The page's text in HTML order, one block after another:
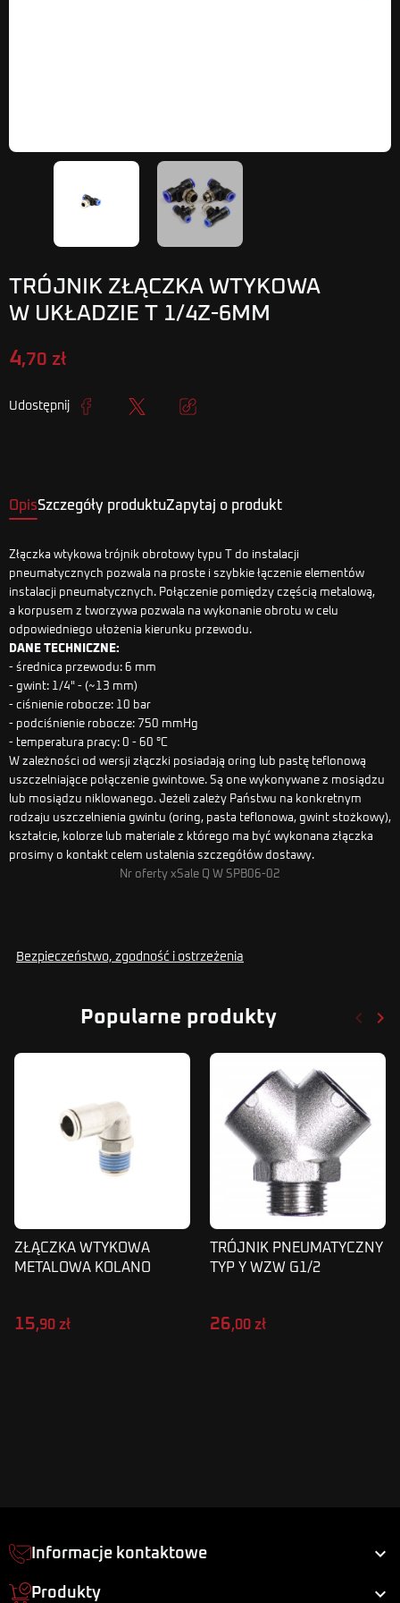
TRÓJNIK ZŁĄCZKA WTYKOWA
W UKŁADZIE T 1/4Z-6MM
4,70 zł
Udostępnij
OpisSzczegóły produktuZapytaj o produkt
Złączka wtykowa trójnik obrotowy typu T do instalacji
pneumatycznych pozwala na proste i szybkie łączenie elementów
instalacji pneumatycznych. Połączenie pomiędzy częścią metalową,
a korpusem z tworzywa pozwala na wykonanie obrotu w celu
odpowiedniego ułożenia kierunku przewodu.
DANE TECHNICZNE:
- średnica przewodu: 6 mm
- gwint: 1/4" - (~13 mm)
- ciśnienie robocze: 10 bar
- podciśnienie robocze: 750 mmHg
- temperatura pracy: 0 - 60 °C
W zależności od wersji złączki posiadają oring lub pastę teflonową
uszczelniające połączenie gwintowe. Są one wykonywane z mosiądzu
lub mosiądzu niklowanego. Jeżeli zależy Państwu na konkretnym
rodzaju uszczelnienia gwintu (oring, pasta teflonowa, gwint stożkowy),
kształcie, kolorze lub materiale z którego ma być wykonana złączka
prosimy o kontakt celem ustalenia szczegółów dostawy.
Nr oferty xSale Q W SPB06-02
Bezpieczeństwo, zgodność i ostrzeżenia
Popularne produkty keyboard_arrow_left keyboard_arrow_right
ZŁĄCZKA WTYKOWA
METALOWA KOLANO
15,90 zł
TRÓJNIK PNEUMATYCZNY
TYP Y WZW G1/2
26,00 zł
Informacje kontaktowe 
Produkty 